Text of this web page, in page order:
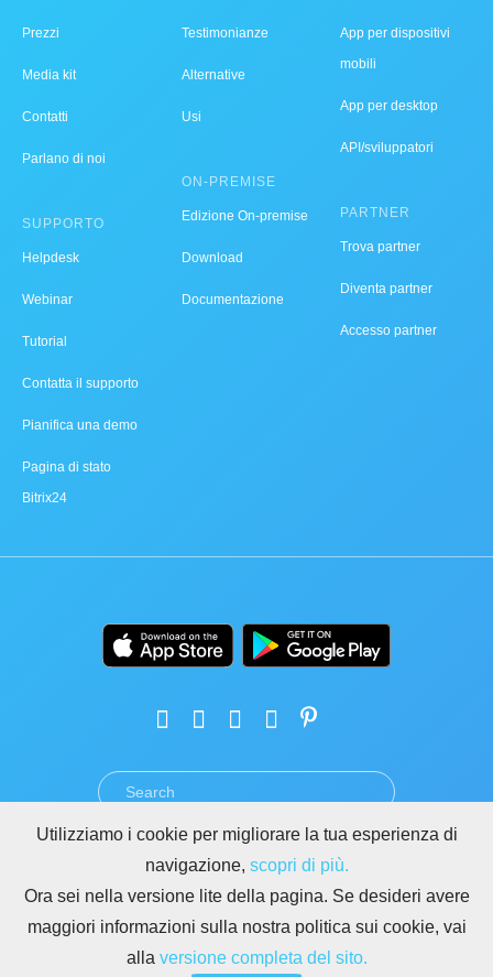
Prezzi
Media kit
Contatti
Parlano di noi
SUPPORTO
Helpdesk
Webinar
Tutorial
Contatta il supporto
Pianifica una demo
Pagina di stato
Bitrix24
Testimonianze
Alternative
Usi
ON-PREMISE
Edizione On-premise
Download
Documentazione
App per dispositivi
mobili
App per desktop
API/sviluppatori
PARTNER
Trova partner
Diventa partner
Accesso partner
PRIVACY GDPR
ABUSO
REGOLE PER I SITI DI BITRIX24
Copyright © 2026 Bitrix24
Utilizziamo i cookie per migliorare la tua esperienza di
navigazione, scopri di più.
Ora sei nella versione lite della pagina. Se desideri avere
maggiori informazioni sulla nostra politica sui cookie, vai
alla versione completa del sito.